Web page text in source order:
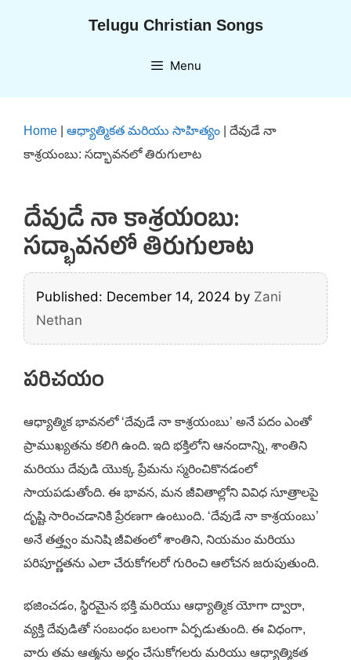
Telugu Christian Songs
Menu
Home ఆధ్యాత్మికత మరియు సాహిత్యం
దేవుడే నా
కాశ్రయంబు: సద్భావనలో తిరుగులాట
దేవుడే నా కాశ్రయంబు:
సద్భావనలో తిరుగులాట
Published: December 14, 2024 by Zani
Nethan
పరిచయం
ఆధ్యాత్మిక భావనలో ‘దేవుడే నా కాశ్రయంబు’ అనే పదం ఎంతో
ప్రాముఖ్యతను కలిగి ఉంది. ఇది భక్తిలోని ఆనందాన్ని, శాంతిని
మరియు దేవుడి యొక్క ప్రేమను స్మరించికొనడంలో
సాయపడుతోంది. ఈ భావన, మన జీవితాల్లోని వివిధ సూత్రాలపై
దృష్టి సారించడానికి ప్రేరణగా ఉంటుంది. ‘దేవుడే నా కాశ్రయంబు’
అనే తత్త్వం మనిషి జీవితంలో శాంతిని, నియమం మరియు
పరిపూర్ణతను ఎలా చేరుకోగలరో గురించి ఆలోచన జరుపుతుంది.
భజించడం, స్థిరమైన భక్తి మరియు ఆధ్యాత్మిక యోగా ద్వారా,
వ్యక్తి దేవుడితో సంబంధం బలంగా ఏర్పడుతుంది. ఈ విధంగా,
వారు తమ ఆత్మను అర్థం చేసుకోగలరు మరియు ఆధ్యాత్మికత